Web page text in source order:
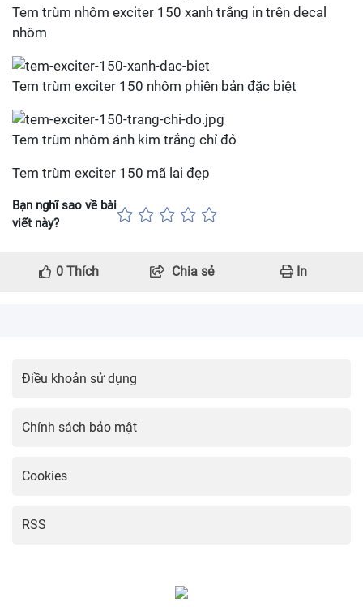
Tem trùm nhôm exciter 150 xanh trắng in trên decal
nhôm
Tem trùm exciter 150 nhôm phiên bản đặc biệt
Tem trùm nhôm ánh kim trắng chỉ đỏ
Tem trùm exciter 150 mã lai đẹp
Bạn nghĩ sao về bài
viết này?
0 Thích Chia sẻ In
Điều khoản sử dụng
Chính sách bảo mật
Cookies
RSS